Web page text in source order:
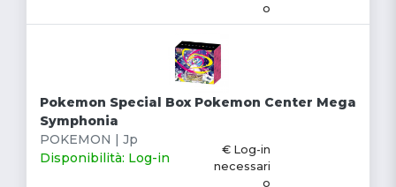
o
Pokemon Special Box Pokemon Center Mega
Symphonia
POKEMON | Jp
Disponibilità: Log-in
€ Log-in
necessari
o